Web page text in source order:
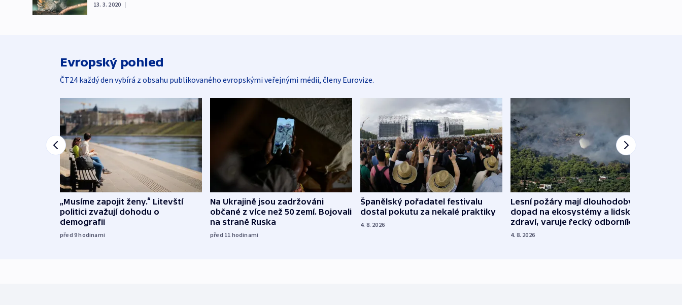
13. 3. 2020 |
Evropský pohled
ČT24 každý den vybírá z obsahu publikovaného evropskými veřejnými médii, členy Eurovize.
„Musíme zapojit ženy.“ Litevští
politici zvažují dohodu o
demografii
před 9hodinami
Na Ukrajině jsou zadržováni
občané z více než 50 zemí. Bojovali
na straně Ruska
před 11 hodinami
Španělský pořadatel festivalu
dostal pokutu za nekalé praktiky
4. 8. 2026
Lesní požáry mají dlouhodobý
dopad na ekosystémy a lidské
zdraví, varuje řecký odborník
4. 8. 2026